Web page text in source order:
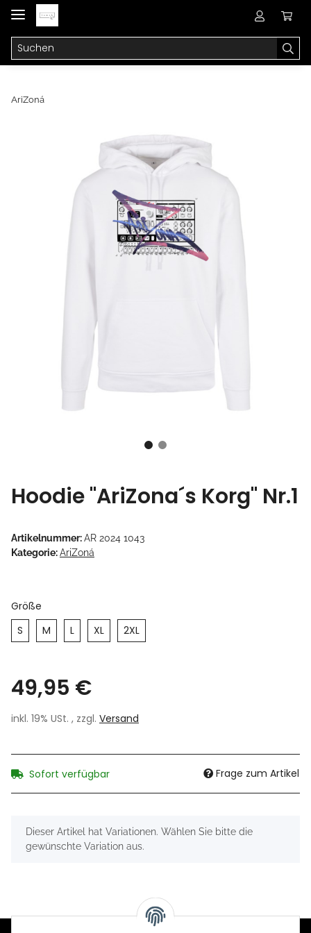
AriZoná
Hoodie "AriZona´s Korg" Nr.1
Artikelnummer:AR 2024 1043
Kategorie:AriZoná
Größe
S
M L XL 2XL
49,95 €
inkl. 19% USt. , zzgl. Versand
Sofort verfügbar Frage zum Artikel
xDieser Artikel hat Variationen. Wählen Sie bitte die
gewünschte Variation aus.